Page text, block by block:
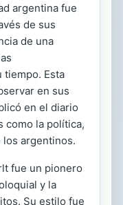
argentina fue
de sus
de una
tiempo. Esta
en sus
en el diario
como la política,
los argentinos.
fue un pionero
y la
Su estilo fue